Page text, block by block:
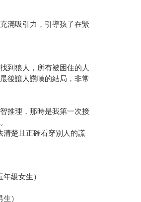
滿吸引力，引導孩子在緊
到狼人，所有被困住的人
後讓人讚嘆的結局，非常
推理，那時是我第一次接
楚且正確看穿別人的謊
級女生）
）